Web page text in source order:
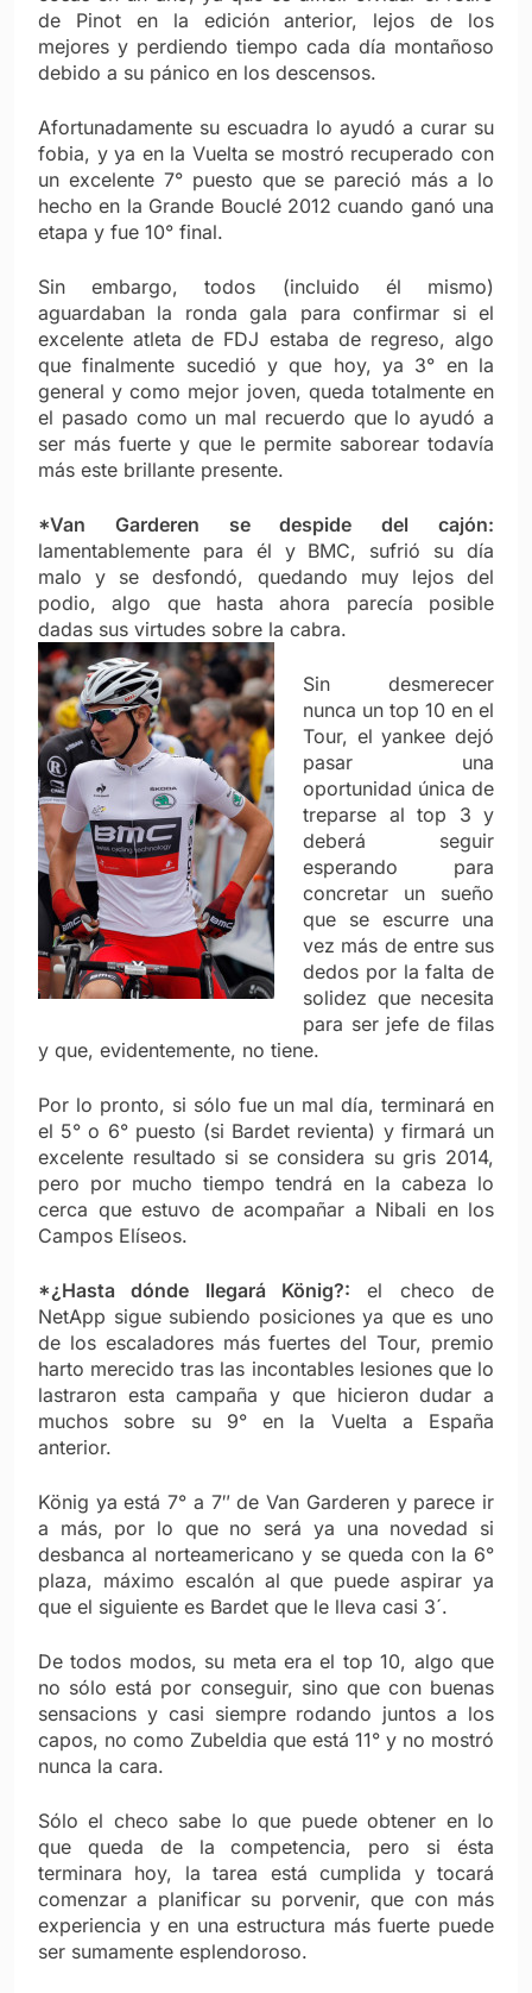
de Pinot en la edición anterior, lejos de los
mejores y perdiendo tiempo cada día montañoso
debido a su pánico en los descensos.
Afortunadamente su escuadra lo ayudó a curar su
fobia, y ya en la Vuelta se mostró recuperado con
un excelente 7° puesto que se pareció más a lo
hecho en la Grande Bouclé 2012 cuando ganó una
etapa y fue 10° final.
Sin embargo, todos (incluido él mismo)
aguardaban la ronda gala para confirmar si el
excelente atleta de FDJ estaba de regreso, algo
que finalmente sucedió y que hoy, ya 3° en la
general y como mejor joven, queda totalmente en
el pasado como un mal recuerdo que lo ayudó a
ser más fuerte y que le permite saborear todavía
más este brillante presente.
*Van Garderen se despide del cajón:
lamentablemente para él y BMC, sufrió su día
malo y se desfondó, quedando muy lejos del
podio, algo que hasta ahora parecía posible
dadas sus virtudes sobre la cabra.
Sin desmerecer
nunca un top 10 en el
Tour, el yankee dejó
pasar una
oportunidad única de
treparse al top 3 y
deberá seguir
esperando para
concretar un sueño
que se escurre una
vez más de entre sus
dedos por la falta de
solidez que necesita
para ser jefe de filas
y que, evidentemente, no tiene.
Por lo pronto, si sólo fue un mal día, terminará en
el 5° o 6° puesto (si Bardet revienta) y firmará un
excelente resultado si se considera su gris 2014,
pero por mucho tiempo tendrá en la cabeza lo
cerca que estuvo de acompañar a Nibali en los
Campos Elíseos.
*¿Hasta dónde llegará König?: el checo de
NetApp sigue subiendo posiciones ya que es uno
de los escaladores más fuertes del Tour, premio
harto merecido tras las incontables lesiones que lo
lastraron esta campaña y que hicieron dudar a
muchos sobre su 9° en la Vuelta a España
anterior.
König ya está 7° a 7″ de Van Garderen y parece ir
a más, por lo que no será ya una novedad si
desbanca al norteamericano y se queda con la 6°
plaza, máximo escalón al que puede aspirar ya
que el siguiente es Bardet que le lleva casi 3´.
De todos modos, su meta era el top 10, algo que
no sólo está por conseguir, sino que con buenas
sensacions y casi siempre rodando juntos a los
capos, no como Zubeldia que está 11° y no mostró
nunca la cara.
Sólo el checo sabe lo que puede obtener en lo
que queda de la competencia, pero si ésta
terminara hoy, la tarea está cumplida y tocará
comenzar a planificar su porvenir, que con más
experiencia y en una estructura más fuerte puede
ser sumamente esplendoroso.